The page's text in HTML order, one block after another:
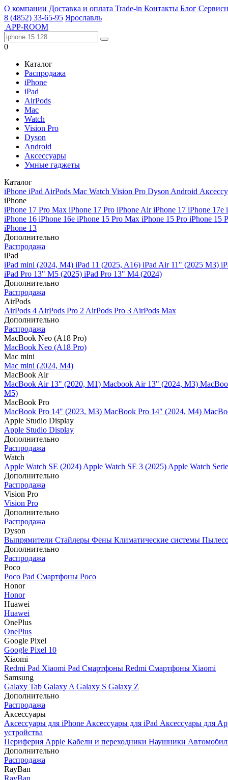
О компании Доставка и оплата Trade-in Контакты Блог
8 (4852) 33-65-95 Ярославль
APP-ROOM
0
Каталог
Распродажа
iPhone
iPad
AirPods
Mac
Watch
Vision Pro
Dyson
Android
Аксессуары
Умные гаджеты
Каталог
iPhone iPad AirPods Mac Watch Vision Pro Dyson Android
iPhone
iPhone 17 Pro Max iPhone 17 Pro iPhone AiriPhone 17 iPhone 17e
iPhone 16 iPhone 16e iPhone 15 Pro Max iPhone 15 Pro iPhone 15
iPhone 13
Дополнительно
Распродажа
iPad
iPad mini (2024, M4) iPad 11 (2025, A16) iPad Air 11" (2025 M3)
iPad Pro 13" M5 (2025) iPad Pro 13" M4 (2024)
Дополнительно
Распродажа
AirPods
AirPods 4 AirPods Pro 2 AirPods Pro 3 AirPods Max
Дополнительно
Распродажа
MacBook Neo (A18 Pro)
MacBook Neo (A18 Pro)
Mac mini
Mac mini (2024, M4)
MacBook Air
MacBook Air 13" (2020, M1) Macbook Air 13" (2024, M3)
M5)
MacBook Pro
MacBook Pro 14" (2023, M3) MacBook Pro 14″ (2024, M4)
Apple Studio Display
Apple Studio Display
Дополнительно
Распродажа
Watch
Apple Watch SE (2024) Apple Watch SE 3 (2025) Apple Watch
Дополнительно
Распродажа
Vision Pro
Vision Pro
Дополнительно
Распродажа
Dyson
Выпрямители Стайлеры Фены Климатические системы
Дополнительно
Распродажа
Poco
Poco Pad Смартфоны Poco
Honor
Honor
Huawei
Huawei
OnePlus
OnePlus
Google Pixel
Google Pixel 10
Xiaomi
Redmi Pad Xiaomi Pad Смартфоны Redmi Смартфоны Xiaomi
Samsung
Galaxy Tab Galaxy A Galaxy S Galaxy Z
Дополнительно
Распродажа
Аксессуары
Аксессуары для iPhone Аксессуары для iPad Аксессуары для
устройства
Периферия Apple Кабели и переходники Наушники
Дополнительно
Распродажа
RayBan
RayBan